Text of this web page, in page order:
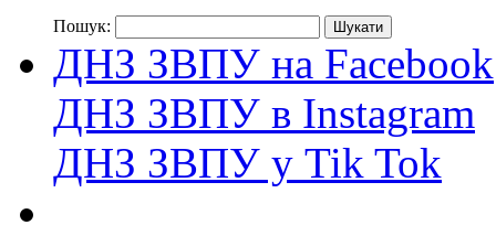
Пошук:
ДНЗ ЗВПУ на Facebook
ДНЗ ЗВПУ в Instagram
ДНЗ ЗВПУ у Tik Tok